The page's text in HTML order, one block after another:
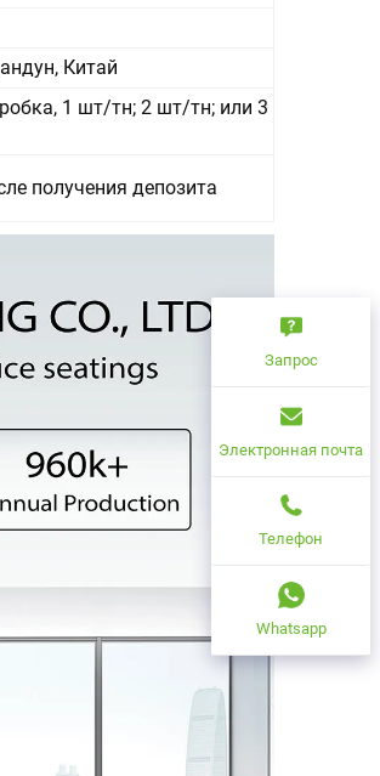
Китай
1 шт/тн; 2 шт/тн; или 3
получения депозита
Запрос
Электронная почта
Телефон
Whatsapp